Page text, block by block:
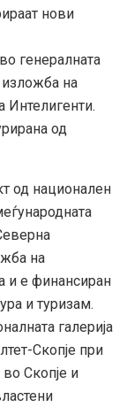
нови
генералната
изложба на
Интелигенти.
од
од национален
на
и е финансиран
и туризам.
галерија
Скопје при
Скопје и